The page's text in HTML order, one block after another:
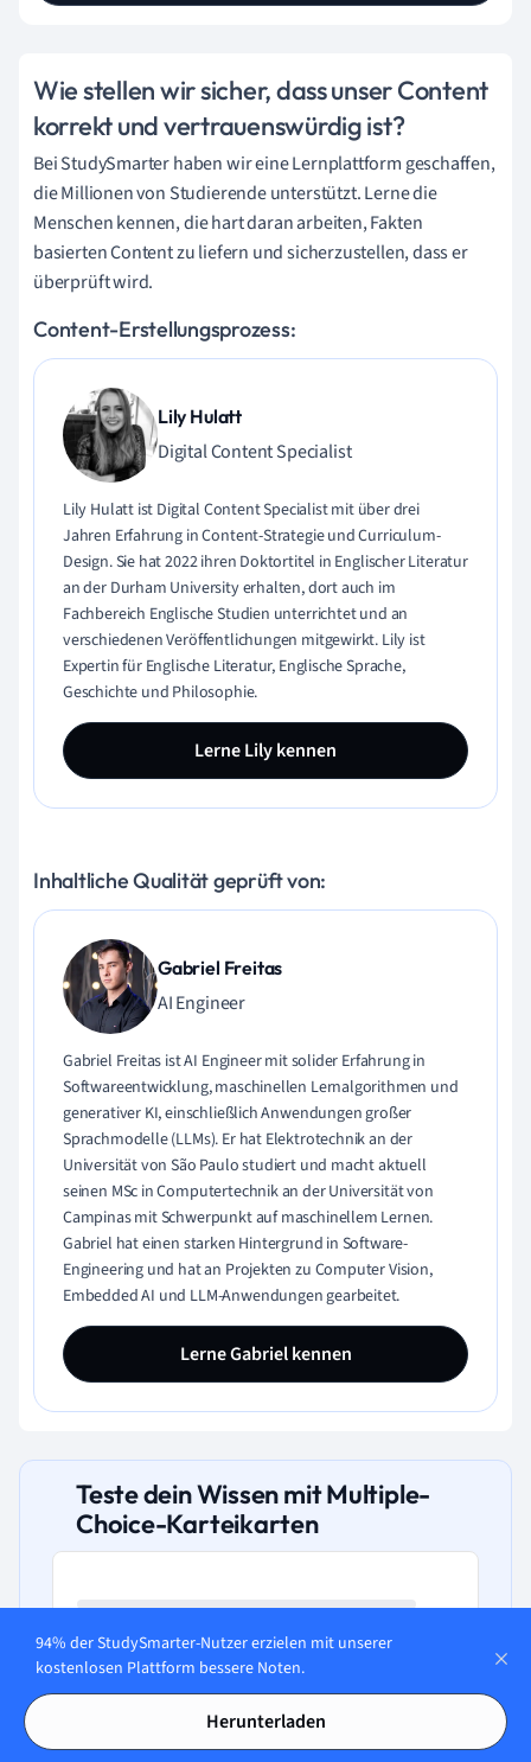
Wie stellen wir sicher, dass unser Content
korrekt und vertrauenswürdig ist?
Bei StudySmarter haben wir eine Lernplattform geschaffen,
die Millionen von Studierende unterstützt. Lerne die
Menschen kennen, die hart daran arbeiten, Fakten
basierten Content zu liefern und sicherzustellen, dass er
überprüft wird.
Content-Erstellungsprozess:
Lily Hulatt
Digital Content Specialist
Lily Hulatt ist Digital Content Specialist mit über drei
Jahren Erfahrung in Content-Strategie und Curriculum-
Design. Sie hat 2022 ihren Doktortitel in Englischer Literatur
an der Durham University erhalten, dort auch im
Fachbereich Englische Studien unterrichtet und an
verschiedenen Veröffentlichungen mitgewirkt. Lily ist
Expertin für Englische Literatur, Englische Sprache,
Geschichte und Philosophie.
Lerne Lily kennen
Inhaltliche Qualität geprüft von:
Gabriel Freitas
AI Engineer
Gabriel Freitas ist AI Engineer mit solider Erfahrung in
Softwareentwicklung, maschinellen Lernalgorithmen und
generativer KI, einschließlich Anwendungen großer
Sprachmodelle (LLMs). Er hat Elektrotechnik an der
Universität von São Paulo studiert und macht aktuell
seinen MSc in Computertechnik an der Universität von
Campinas mit Schwerpunkt auf maschinellem Lernen.
Gabriel hat einen starken Hintergrund in Software-
Engineering und hat an Projekten zu Computer Vision,
Embedded AI und LLM-Anwendungen gearbeitet.
Lerne Gabriel kennen
Teste dein Wissen mit Multiple-
Choice-Karteikarten
Welche Faktoren beeinflussen die
Stabilität eines Bauteils gegen
Knicken?
94% der StudySmarter-Nutzer erzielen mit unserer
kostenlosen Plattform bessere Noten.
Herunterladen